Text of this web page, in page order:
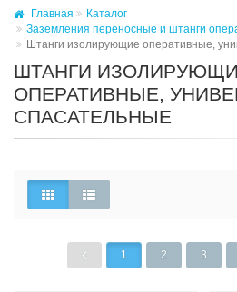
Главная
Каталог
Заземления переносные и штанги
Штанги изолирующие оперативные,
ШТАНГИ
ОПЕРАТИВНЫЕ,
СПАСАТЕЛЬНЫЕ
1 2 3